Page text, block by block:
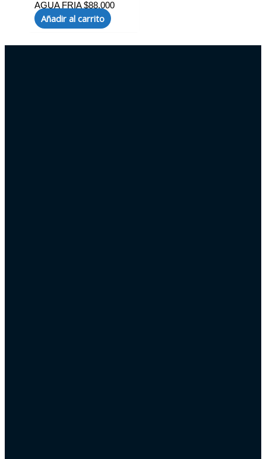
AGUA FRIA$88.000
Añadir al carrito